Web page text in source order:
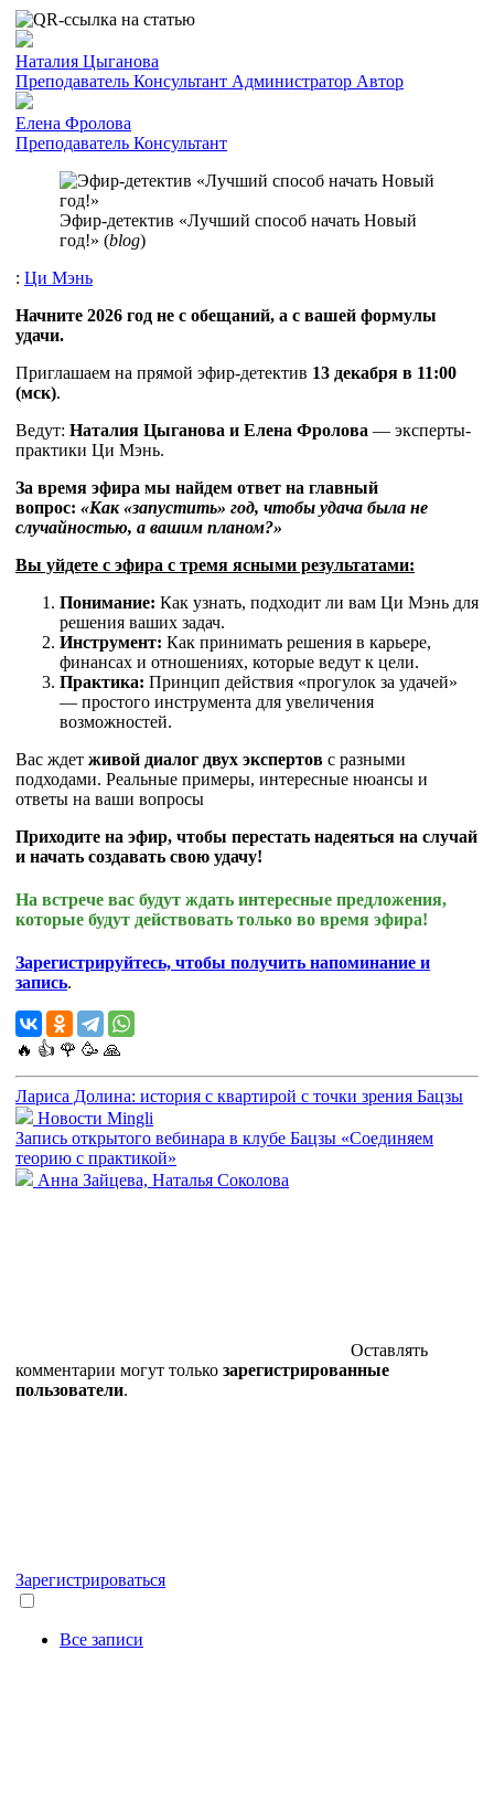
Наталия Цыганова
Преподаватель Консультант Администратор Автор
Елена Фролова
Преподаватель Консультант
Эфир-детектив «Лучший способ начать Новый
год!» (blog)
: Ци Мэнь
Начните 2026 год не с обещаний, а с вашей формулы
удачи.
Приглашаем на прямой эфир-детектив 13 декабря в 11:00
(мск).
Ведут: Наталия Цыганова и Елена Фролова — эксперты-
практики Ци Мэнь.
За время эфира мы найдем ответ на главный
вопрос: «Как «запустить» год, чтобы удача была не
случайностью, а вашим планом?»
Вы уйдете с эфира с тремя ясными результатами:
Понимание: Как узнать, подходит ли вам Ци Мэнь для
решения ваших задач.
Инструмент: Как принимать решения в карьере,
финансах и отношениях, которые ведут к цели.
Практика: Принцип действия «прогулок за удачей»
— простого инструмента для увеличения
возможностей.
Вас ждет живой диалог двух экспертов с разными
подходами. Реальные примеры, интересные нюансы и
ответы на ваши вопросы
Приходите на эфир, чтобы перестать надеяться на случай
и начать создавать свою удачу!
На встрече вас будут ждать интересные предложения,
которые будут действовать только во время эфира!
Зарегистрируйтесь, чтобы получить напоминание и
запись.
🔥 👍 🌹 🥳 🙏
Лариса Долина: история с квартирой с точки зрения Бацзы
Новости Mingli
Запись открытого вебинара в клубе Бацзы «Соединяем
теорию с практикой»
Анна Зайцева, Наталья Соколова
Оставлять
комментарии могут только зарегистрированные
пользователи.
Зарегистрироваться
Все записи